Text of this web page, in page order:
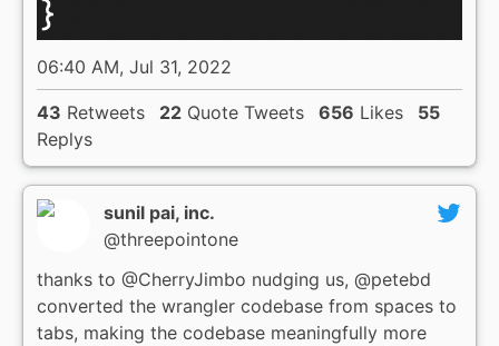
06:40 AM, Jul 31, 2022
43 Retweets 22 Quote Tweets 656 Likes
55
Replys
sunil pai, inc.
@threepointone
thanks to @CherryJimbo nudging us, @petebd
converted the wrangler codebase from spaces to
tabs, making the codebase meaningfully more